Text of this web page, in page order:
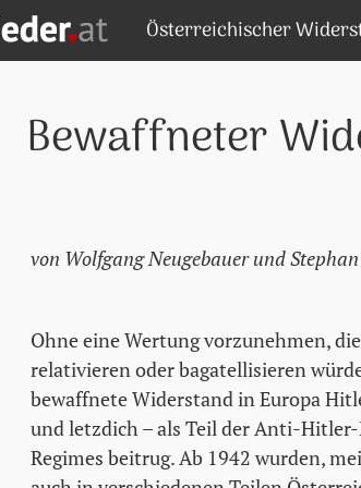
Österreichischer
Bewaffneter
von Wolfgang Neugebauer und
Ohne eine Wertung vorzunehmen,
relativieren oder bagatellisieren
bewaffnete Widerstand in Europa
und letzdich – als Teil der Anti-
Regimes beitrug. Ab 1942 wurden,